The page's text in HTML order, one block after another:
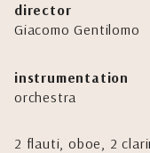
director
Giacomo Gentilomo
instrumentation
orchestra
2 flauti, oboe, 2